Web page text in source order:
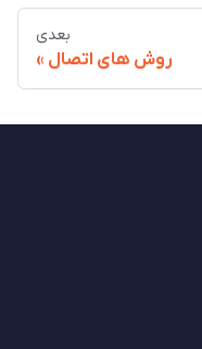
بعدی
روش های اتصال